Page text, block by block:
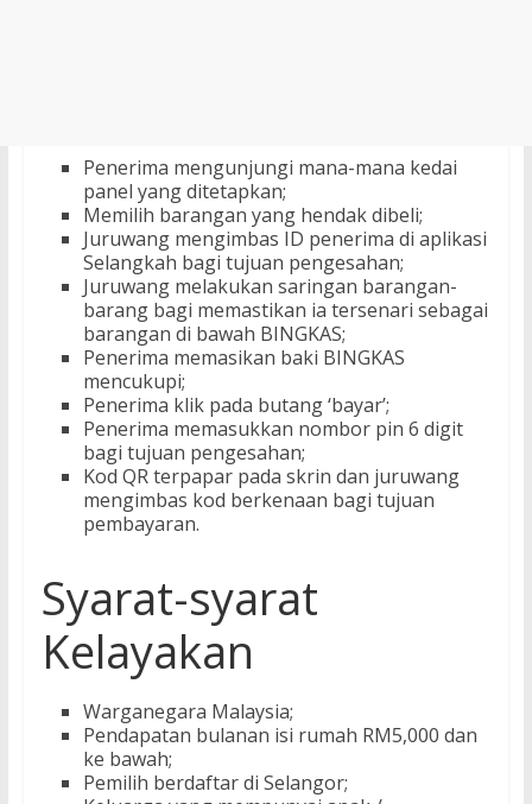
Penerima mengunjungi mana-mana kedai
panel yang ditetapkan;
Memilih barangan yang hendak dibeli;
Juruwang mengimbas ID penerima di aplikasi
Selangkah bagi tujuan pengesahan;
Juruwang melakukan saringan barangan-
barang bagi memastikan ia tersenari sebagai
barangan di bawah BINGKAS;
Penerima memasikan baki BINGKAS
mencukupi;
Penerima klik pada butang ‘bayar’;
Penerima memasukkan nombor pin 6 digit
bagi tujuan pengesahan;
Kod QR terpapar pada skrin dan juruwang
mengimbas kod berkenaan bagi tujuan
pembayaran.
Syarat-syarat
Kelayakan
Warganegara Malaysia;
Pendapatan bulanan isi rumah RM5,000 dan
ke bawah;
Pemilih berdaftar di Selangor;